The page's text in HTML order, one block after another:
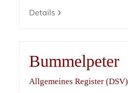
Details
Bummelpeter
Allgemeines Register (DSV)